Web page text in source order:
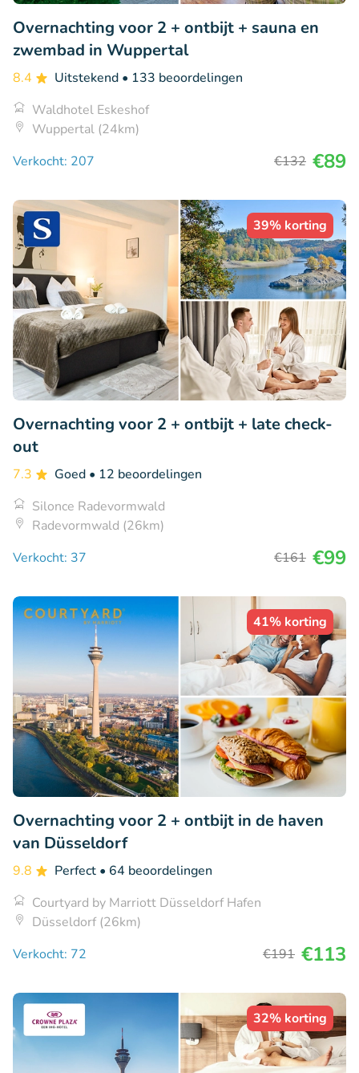
Overnachting voor 2 + ontbijt + sauna en
zwembad in Wuppertal
8.4 Uitstekend • 133 beoordelingen
Waldhotel Eskeshof
Wuppertal (24km)
Verkocht: 207
€132 €89
39% korting
Overnachting voor 2 + ontbijt + late check-
out
7.3 Goed • 12 beoordelingen
Silonce Radevormwald
Radevormwald (26km)
Verkocht: 37
€161 €99
41% korting
Overnachting voor 2 + ontbijt in de haven
van Düsseldorf
9.8 Perfect • 64 beoordelingen
Courtyard by Marriott Düsseldorf Hafen
Düsseldorf (26km)
Verkocht: 72
€191 €113
32% korting